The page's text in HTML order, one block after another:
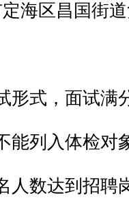
海区昌国街
形式，面试满
能列入体检对
人数达到招聘